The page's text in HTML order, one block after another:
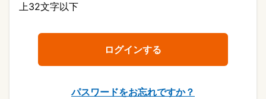
上32文字以下
パスワードをお忘れですか？